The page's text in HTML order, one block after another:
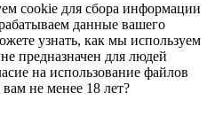
cookie для сбора информации
данные вашего
узнать, как мы используем
предназначен для людей
на использование файлов
не менее 18 лет?